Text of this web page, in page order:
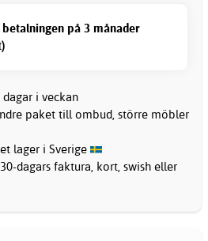
på 3 månader
i veckan
paket till ombud, större möbler
lager i Sverige
dagars faktura, kort, swish eller